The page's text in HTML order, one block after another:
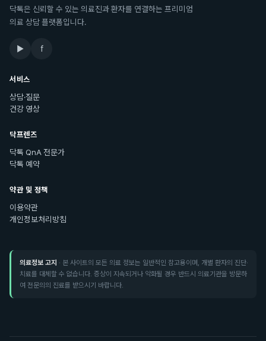
닥톡은 신뢰할 수 있는 의료진과 환자를 연결하는 프리미엄
의료 상담 플랫폼입니다.
▶ f
서비스
상담·질문
건강 영상
닥프렌즈
닥톡 QnA 전문가
닥톡 예약
약관 및 정책
이용약관
개인정보처리방침
의료정보 고지 · 본 사이트의 모든 의료 정보는 일반적인 참고용이며, 개별 환자의 진단·
치료를 대체할 수 없습니다. 증상이 지속되거나 악화될 경우 반드시 의료기관을 방문하
여 전문의의 진료를 받으시기 바랍니다.